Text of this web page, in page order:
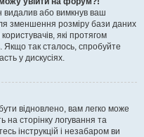
видалив або вимкнув ваш
зменшення розміру бази даних
які протягом
Якщо так сталось, спробуйте
у дискусіях.
відновлено, вам легко може
на сторінку логування та
інструкцій і незабаром ви